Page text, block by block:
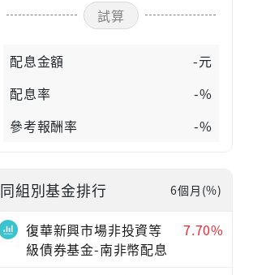
試算
配息金額
-元
配息率
-%
參考報酬率
-%
同組別基金排行 6個月(%)
復華新興市場非投資等
級債券基金-南非幣配息
7.70%